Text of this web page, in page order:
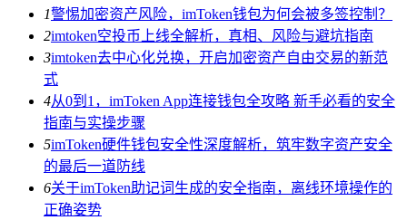
1警惕加密资产风险，imToken钱包为何会被多签控制？
2imtoken空投币上线全解析，真相、风险与避坑指南
3imtoken去中心化兑换，开启加密资产自由交易的新范
式
4从0到1，imToken App连接钱包全攻略 新手必看的安全
指南与实操步骤
5imToken硬件钱包安全性深度解析，筑牢数字资产安全
的最后一道防线
6关于imToken助记词生成的安全指南，离线环境操作的
正确姿势